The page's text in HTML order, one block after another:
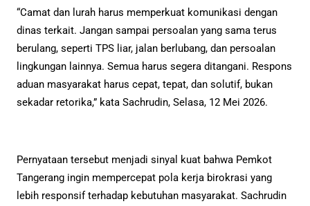
“Camat dan lurah harus memperkuat komunikasi dengan
dinas terkait. Jangan sampai persoalan yang sama terus
berulang, seperti TPS liar, jalan berlubang, dan persoalan
lingkungan lainnya. Semua harus segera ditangani. Respons
aduan masyarakat harus cepat, tepat, dan solutif, bukan
sekadar retorika,” kata Sachrudin, Selasa, 12 Mei 2026.
Pernyataan tersebut menjadi sinyal kuat bahwa Pemkot
Tangerang ingin mempercepat pola kerja birokrasi yang
lebih responsif terhadap kebutuhan masyarakat. Sachrudin